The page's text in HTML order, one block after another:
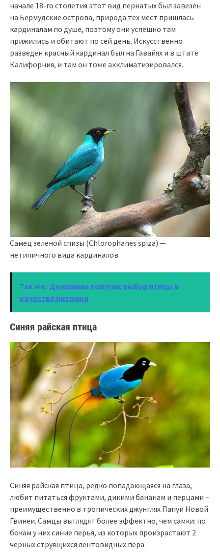
начале 18-го столетия этот вид пернатых был завезен
на Бермудские острова, природа тех мест пришлась
кардиналам по душе, поэтому они успешно там
прижились и обитают по сей день. Искусственно
разведен красный кардинал был на Гавайях и в штате
Калифорния, и там он тоже акклиматизировался.
Самец зеленой спизы (Chlorophanes spiza) —
нетипичного вида кардиналов
Так же: Домашние попугаи: выбор птицы в
качестве питомца
Синяя райская птица
Синяя райская птица, редко попадающаяся на глаза,
любит питаться фруктами, дикими бананам и перцами –
преимущественно в тропических джунглях Папуи Новой
Гвинеи. Самцы выглядят более эффектно, чем самки: по
бокам у них синие перья, из которых произрастают 2
черных струящихся лентовидных пера.